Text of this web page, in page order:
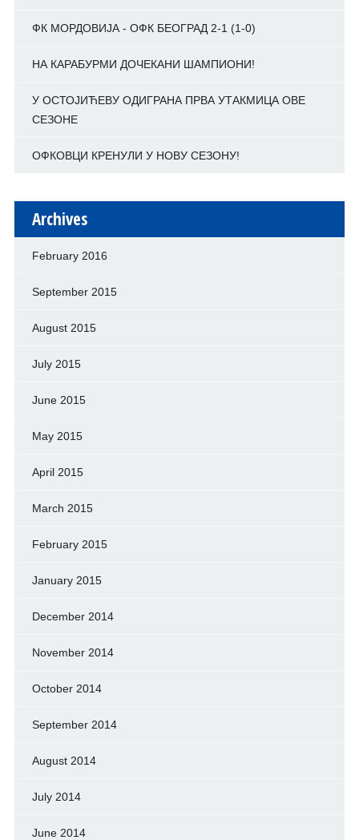
ФК МОРДОВИЈА - ОФК БЕОГРАД 2-1 (1-0)
НА КАРАБУРМИ ДОЧЕКАНИ ШАМПИОНИ!
У ОСТОЈИЋЕВУ ОДИГРАНА ПРВА УТАКМИЦА ОВЕ
СЕЗОНЕ
ОФКОВЦИ КРЕНУЛИ У НОВУ СЕЗОНУ!
Archives
February 2016
September 2015
August 2015
July 2015
June 2015
May 2015
April 2015
March 2015
February 2015
January 2015
December 2014
November 2014
October 2014
September 2014
August 2014
July 2014
June 2014